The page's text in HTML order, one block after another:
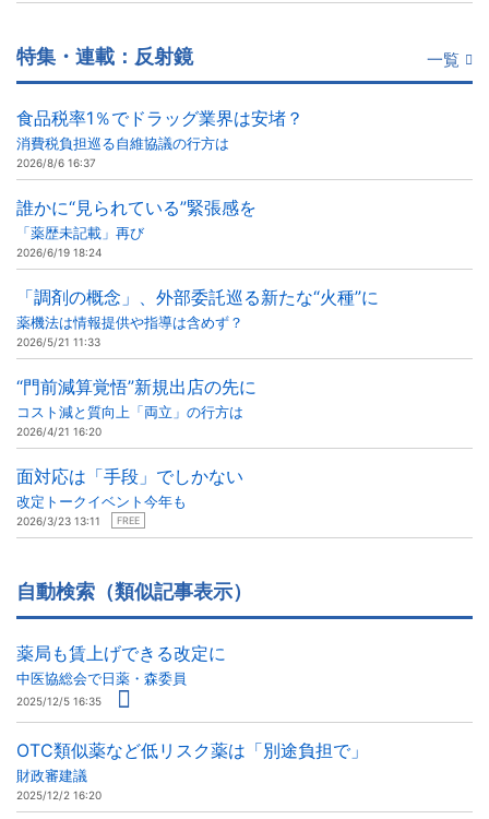
特集・連載：反射鏡 一覧
食品税率1％でドラッグ業界は安堵？
消費税負担巡る自維協議の行方は
2026/8/6 16:37
誰かに“見られている”緊張感を
「薬歴未記載」再び
2026/6/19 18:24
「調剤の概念」、外部委託巡る新たな“火種”に
薬機法は情報提供や指導は含めず？
2026/5/21 11:33
“門前減算覚悟”新規出店の先に
コスト減と質向上「両立」の行方は
2026/4/21 16:20
面対応は「手段」でしかない
改定トークイベント今年も
2026/3/23 13:11 FREE
自動検索（類似記事表示）
薬局も賃上げできる改定に
中医協総会で日薬・森委員
2025/12/5 16:35
OTC類似薬など低リスク薬は「別途負担で」
財政審建議
2025/12/2 16:20